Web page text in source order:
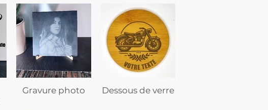
Gravure photo Dessous de verre